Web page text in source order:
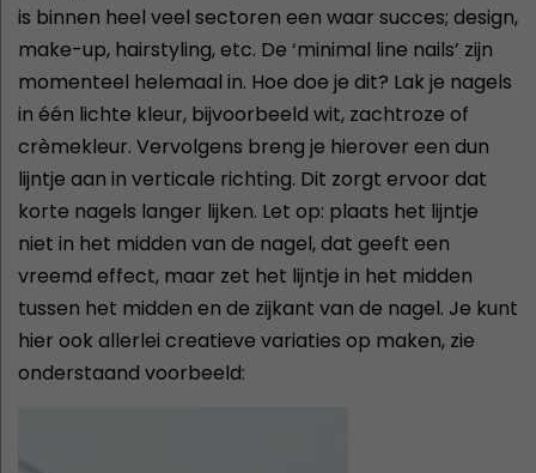
is binnen heel veel sectoren een waar succes; design,
make-up, hairstyling, etc. De ‘minimal line nails’ zijn
momenteel helemaal in. Hoe doe je dit? Lak je nagels
in één lichte kleur, bijvoorbeeld wit, zachtroze of
crèmekleur. Vervolgens breng je hierover een dun
lijntje aan in verticale richting. Dit zorgt ervoor dat
korte nagels langer lijken. Let op: plaats het lijntje
niet in het midden van de nagel, dat geeft een
vreemd effect, maar zet het lijntje in het midden
tussen het midden en de zijkant van de nagel. Je kunt
hier ook allerlei creatieve variaties op maken, zie
onderstaand voorbeeld: